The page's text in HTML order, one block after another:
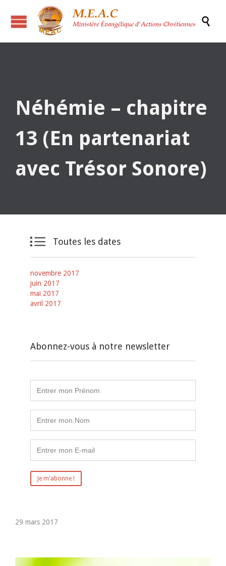

Néhémie – chapitre
13 (En partenariat
avec Trésor Sonore)
 Toutes les dates
novembre 2017
juin 2017
mai 2017
avril 2017
Abonnez-vous à notre newsletter
29 mars 2017